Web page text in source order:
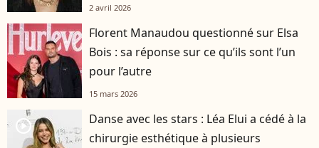
2 avril 2026
Florent Manaudou questionné sur Elsa
Bois : sa réponse sur ce qu’ils sont l’un
pour l’autre
15 mars 2026
player2
Danse avec les stars : Léa Elui a cédé à la
chirurgie esthétique à plusieurs